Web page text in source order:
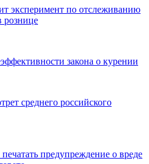
эксперимент по отслеживанию
рознице
закона о курении
среднего российского
предупреждение о вреде